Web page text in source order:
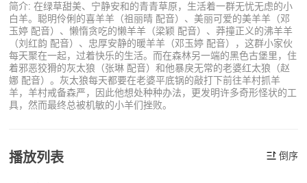
简介: 在绿草甜美、宁静安和的青青草原，生活着一群无忧无虑的小
白羊。聪明伶俐的喜羊羊（祖丽晴 配音）、美丽可爱的美羊羊（邓
玉婷 配音）、懒惰贪吃的懒羊羊（梁颖 配音）、莽撞正义的沸羊羊
（刘红韵 配音）、忠厚安静的暖羊羊（邓玉婷 配音），这群小家伙
每天聚在一起，过着快乐的生活。而在森林另一端的黑色古堡里，住
着邪恶狡猾的灰太狼（张琳 配音）和他暴戾无常的老婆红太狼（赵
娜 配音）。灰太狼每天都要在老婆平底锅的敲打下前往羊村抓羊
羊，羊村戒备森严，因此他想处种种办法，更发明许多奇形怪状的工
具，然而最终总被机敏的小羊们挫败。
播放列表 倒序